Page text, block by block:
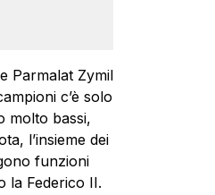
Parmalat Zymil
c’è solo
molto bassi,
l’insieme dei
funzioni
la Federico II.